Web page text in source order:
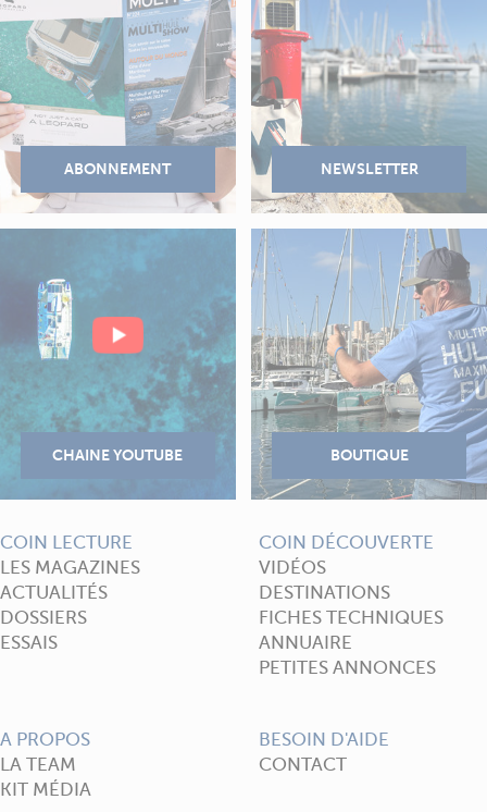
COIN LECTURE
LES MAGAZINES
ACTUALITÉS
DOSSIERS
ESSAIS
COIN DÉCOUVERTE
VIDÉOS
DESTINATIONS
FICHES TECHNIQUES
ANNUAIRE
PETITES ANNONCES
A PROPOS
LA TEAM
KIT MÉDIA
BESOIN D'AIDE
CONTACT